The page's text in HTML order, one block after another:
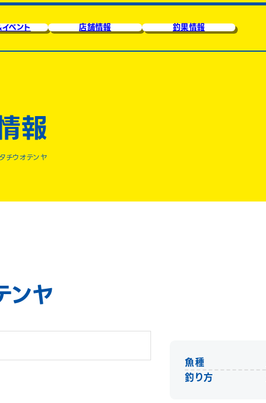
ベント 店舗情報 釣果情報
報
チウオテンヤ
ンヤ
魚種
釣り方